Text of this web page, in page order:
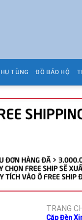
TÙNG ĐỒ BẢO HỘ
TRANG
Cặp Đèn